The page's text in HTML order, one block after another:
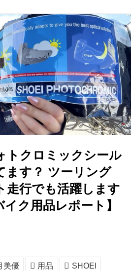
トクロミックシール
ます？ ツーリング
走行でも活躍します
イク用品レポート】
美優 用品 SHOEI